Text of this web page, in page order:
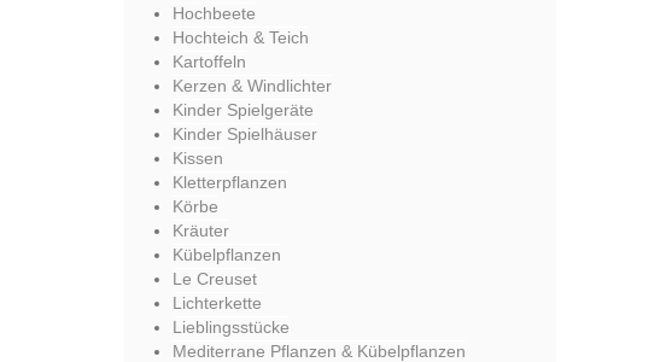
Hochbeete
Hochteich & Teich
Kartoffeln
Kerzen & Windlichter
Kinder Spielgeräte
Kinder Spielhäuser
Kissen
Kletterpflanzen
Körbe
Kräuter
Kübelpflanzen
Le Creuset
Lichterkette
Lieblingsstücke
Mediterrane Pflanzen & Kübelpflanzen